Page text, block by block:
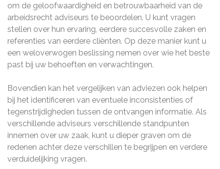
om de geloofwaardigheid en betrouwbaarheid van de
arbeidsrecht adviseurs te beoordelen. U kunt vragen
stellen over hun ervaring, eerdere succesvolle zaken en
referenties van eerdere cliënten. Op deze manier kunt u
een weloverwogen beslissing nemen over wie het beste
past bij uw behoeften en verwachtingen.
Bovendien kan het vergelijken van adviezen ook helpen
bij het identificeren van eventuele inconsistenties of
tegenstrijdigheden tussen de ontvangen informatie. Als
verschillende adviseurs verschillende standpunten
innemen over uw zaak, kunt u dieper graven om de
redenen achter deze verschillen te begrijpen en verdere
verduidelijking vragen.